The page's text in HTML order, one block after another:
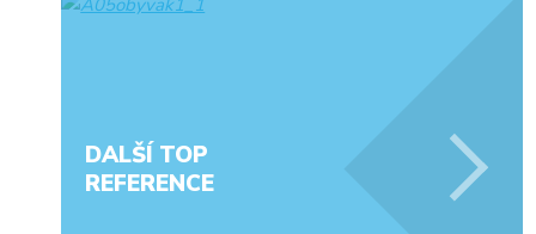
DALŠÍ TOP
REFERENCE